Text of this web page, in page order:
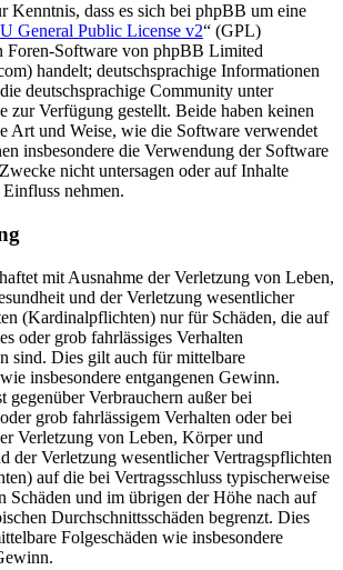
Kenntnis, dass es sich bei phpBB um eine
General Public License v2“ (GPL)
Foren-Software von phpBB Limited
handelt; deutschsprachige Informationen
deutschsprachige Community unter
zur Verfügung gestellt. Beide haben keinen
Art und Weise, wie die Software verwendet
insbesondere die Verwendung der Software
nicht untersagen oder auf Inhalte
nehmen.
mit Ausnahme der Verletzung von Leben,
und der Verletzung wesentlicher
(Kardinalpflichten) nur für Schäden, die auf
oder grob fahrlässiges Verhalten
sind. Dies gilt auch für mittelbare
insbesondere entgangenen Gewinn.
gegenüber Verbrauchern außer bei
grob fahrlässigem Verhalten oder bei
Verletzung von Leben, Körper und
der Verletzung wesentlicher Vertragspflichten
auf die bei Vertragsschluss typischerweise
Schäden und im übrigen der Höhe nach auf
Durchschnittsschäden begrenzt. Dies
Folgeschäden wie insbesondere